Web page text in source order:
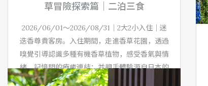
草冒險探索篇｜二泊三食
2026/06/01～2026/08/31｜2大2小入住｜迷
迭香尊貴客房。入住期間，走進香草花園，透過
嗅覺引導認識多種有機香草植物，感受香氣與情
緒、記憶間的療癒連結；並親手體驗源自日本的
「苔球」藝術，以自然苔蘚包覆綠意植栽，感受